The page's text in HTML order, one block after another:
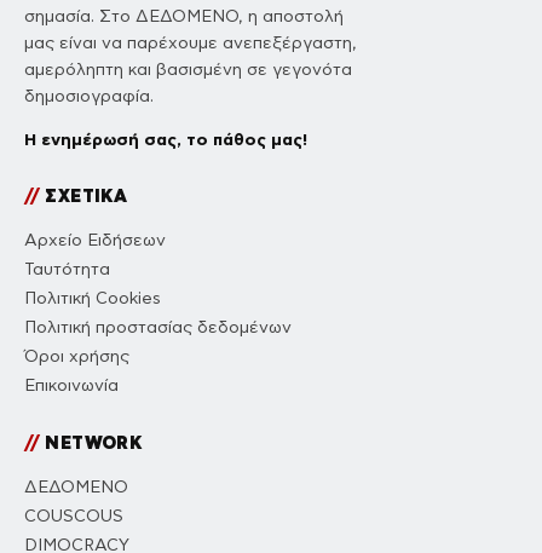
σημασία. Στο ΔΕΔΟΜΕΝΟ, η αποστολή
μας είναι να παρέχουμε ανεπεξέργαστη,
αμερόληπτη και βασισμένη σε γεγονότα
δημοσιογραφία.
Η ενημέρωσή σας, το πάθος μας!
//ΣΧΕΤΙΚΑ
Αρχείο Ειδήσεων
Ταυτότητα
Πολιτική Cookies
Πολιτική προστασίας δεδομένων
Όροι χρήσης
Επικοινωνία
//NETWORK
ΔΕΔΟΜΕΝΟ
COUSCOUS
DIMOCRACY